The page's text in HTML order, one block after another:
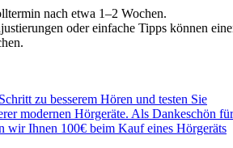
nach etwa 1–2 Wochen.
oder einfache Tipps können
zu besserem Hören und testen Sie
modernen Hörgeräte. Als Dankeschön für
wir Ihnen 100€ beim Kauf eines Hörgeräts